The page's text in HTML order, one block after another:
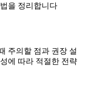
을 정리합니다
주의할 점과 권장 설
에 따라 적절한 전략